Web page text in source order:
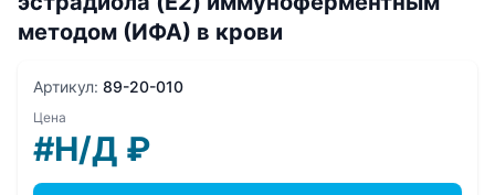
методом (ИФА) в крови
Артикул: 89-20-010
Цена
#Н/Д ₽